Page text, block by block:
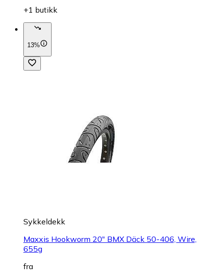
+1 butikk
13%
Sykkeldekk
Maxxis Hookworm 20" BMX Däck 50-406, Wire,
655g
fra